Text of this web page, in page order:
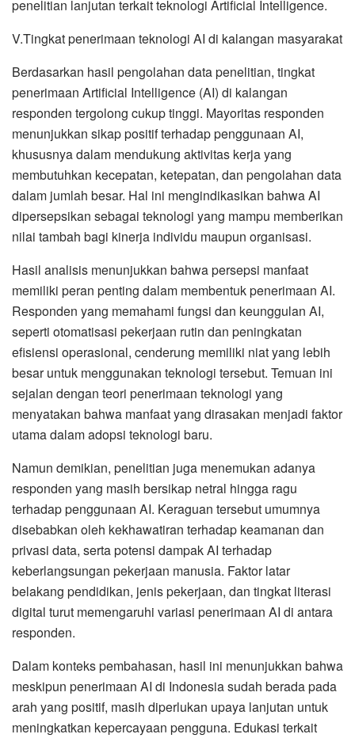
penelitian lanjutan terkait teknologi Artificial Intelligence.
V.Tingkat penerimaan teknologi AI di kalangan masyarakat
Berdasarkan hasil pengolahan data penelitian, tingkat
penerimaan Artificial Intelligence (AI) di kalangan
responden tergolong cukup tinggi. Mayoritas responden
menunjukkan sikap positif terhadap penggunaan AI,
khususnya dalam mendukung aktivitas kerja yang
membutuhkan kecepatan, ketepatan, dan pengolahan data
dalam jumlah besar. Hal ini mengindikasikan bahwa AI
dipersepsikan sebagai teknologi yang mampu memberikan
nilai tambah bagi kinerja individu maupun organisasi.
Hasil analisis menunjukkan bahwa persepsi manfaat
memiliki peran penting dalam membentuk penerimaan AI.
Responden yang memahami fungsi dan keunggulan AI,
seperti otomatisasi pekerjaan rutin dan peningkatan
efisiensi operasional, cenderung memiliki niat yang lebih
besar untuk menggunakan teknologi tersebut. Temuan ini
sejalan dengan teori penerimaan teknologi yang
menyatakan bahwa manfaat yang dirasakan menjadi faktor
utama dalam adopsi teknologi baru.
Namun demikian, penelitian juga menemukan adanya
responden yang masih bersikap netral hingga ragu
terhadap penggunaan AI. Keraguan tersebut umumnya
disebabkan oleh kekhawatiran terhadap keamanan dan
privasi data, serta potensi dampak AI terhadap
keberlangsungan pekerjaan manusia. Faktor latar
belakang pendidikan, jenis pekerjaan, dan tingkat literasi
digital turut memengaruhi variasi penerimaan AI di antara
responden.
Dalam konteks pembahasan, hasil ini menunjukkan bahwa
meskipun penerimaan AI di Indonesia sudah berada pada
arah yang positif, masih diperlukan upaya lanjutan untuk
meningkatkan kepercayaan pengguna. Edukasi terkait